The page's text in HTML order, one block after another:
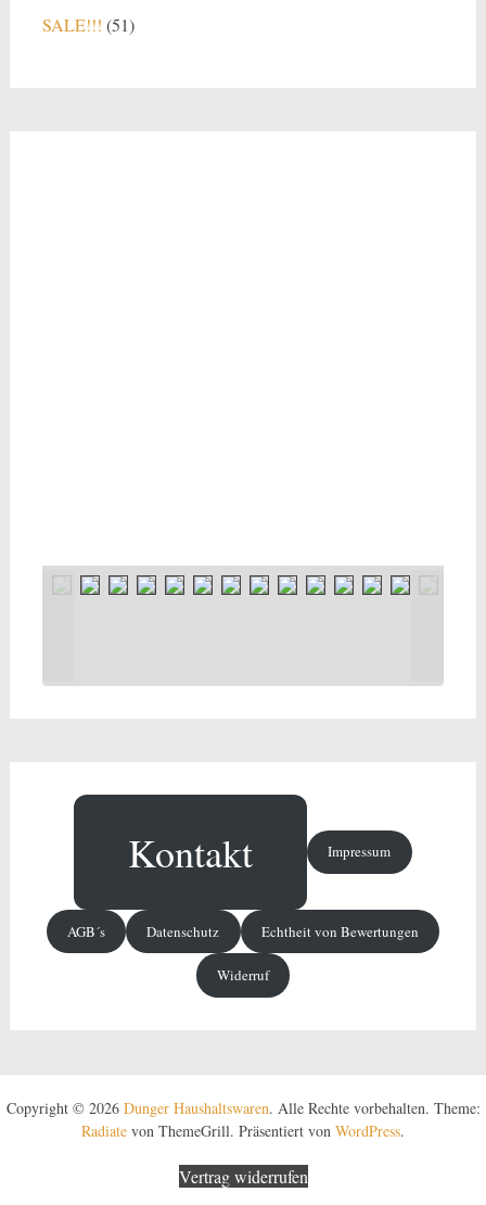
SALE!!! 5151
Kontakt Impressum
AGB´s Datenschutz Echtheit von Bewertungen
Widerruf
Copyright © 2026 Dunger Haushaltswaren. Alle Rechte vorbehalten. Theme:
Radiate von ThemeGrill. Präsentiert von WordPress.
Vertrag widerrufen